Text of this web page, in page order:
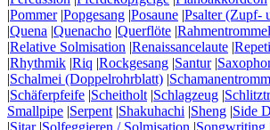
|Pommer|Popgesang |Posaune |Psalter (Zupf-
|Quena |Quenacho |Querflöte |Rahmentrommel
|Relative Solmisation |Renaissancelaute |
|Rhythmik |Riq |Rockgesang |Santur|
|Schalmei (Doppelrohrblatt) |
|Schäferpfeife |Scheitholt|Schlagzeug |
Smallpipe |Serpent|Shakuhachi |Sheng |Side